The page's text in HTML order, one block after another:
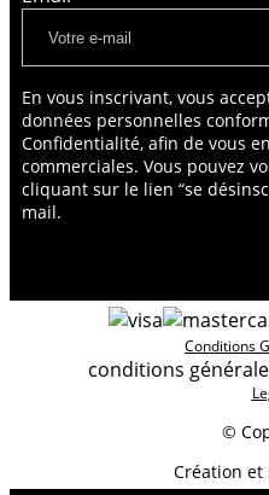
En vous inscrivant, vous
données personnelles
Confidentialité, afin de vous
commerciales. Vous pouvez
cliquant sur le lien “se
mail.
©
Conditions
conditions
Création